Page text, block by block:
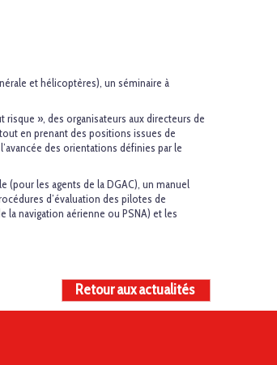
et hélicoptères), un séminaire à
risque », des organisateurs aux directeurs de
en prenant des positions issues de
des orientations définies par le
(pour les agents de la DGAC), un manuel
d’évaluation des pilotes de
navigation aérienne ou PSNA) et les
Retour aux actualités